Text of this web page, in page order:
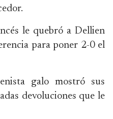
le quebró a Dellien
para poner 2-0 el
galo mostró sus
devoluciones que le